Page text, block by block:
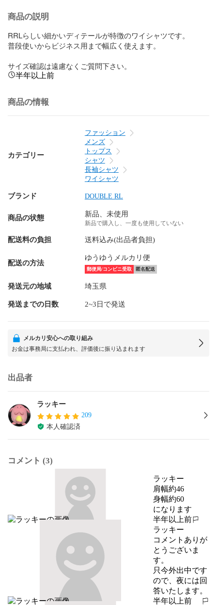
商品の説明
RRLらしい細かいディテールが特徴のワイシャツです。
普段使いからビジネス用まで幅広く使えます。
サイズ確認は遠慮なくご質問下さい。
半年以上前
商品の情報
カテゴリー
ファッション
メンズ
トップス
シャツ
長袖シャツ
ワイシャツ
ブランド DOUBLE RL
商品の状態 新品、未使用
新品で購入し、一度も使用していない
配送料の負担 送料込み(出品者負担)
配送の方法
ゆうゆうメルカリ便
郵便局/コンビニ受取 匿名配送
発送元の地域 埼玉県
発送までの日数 2~3日で発送
メルカリ安心への取り組み
お金は事務局に支払われ、評価後に振り込まれます
出品者
ラッキー
209
本人確認済
コメント (3)
ラッキー
肩幅約46
身幅約60
になります
半年以上前
報告する
ラッキー
コメントありが
とうございま
す。
只今外出中です
ので、夜には回
答いたします。
半年以上前